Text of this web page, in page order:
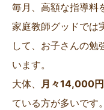
毎月、高額な指導料
家庭教師グッドでは
して、お子さんの勉
います。
大体、 月々14,000
ている方が多いです。